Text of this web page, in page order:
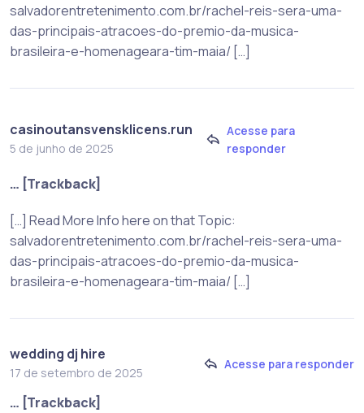
salvadorentretenimento.com.br/rachel-reis-sera-uma-
das-principais-atracoes-do-premio-da-musica-
brasileira-e-homenageara-tim-maia/ […]
casinoutansvensklicens.run
5 de junho de 2025
Acesse para
responder
… [Trackback]
[…] Read More Info here on that Topic:
salvadorentretenimento.com.br/rachel-reis-sera-uma-
das-principais-atracoes-do-premio-da-musica-
brasileira-e-homenageara-tim-maia/ […]
wedding dj hire
17 de setembro de 2025
Acesse para responder
… [Trackback]